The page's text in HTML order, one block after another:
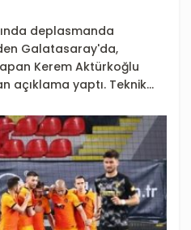
deplasmanda
Galatasaray'da,
Kerem Aktürkoğlu
açıklama yaptı. Teknik...